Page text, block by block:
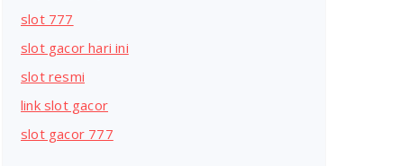
slot 777
slot gacor hari ini
slot resmi
link slot gacor
slot gacor 777